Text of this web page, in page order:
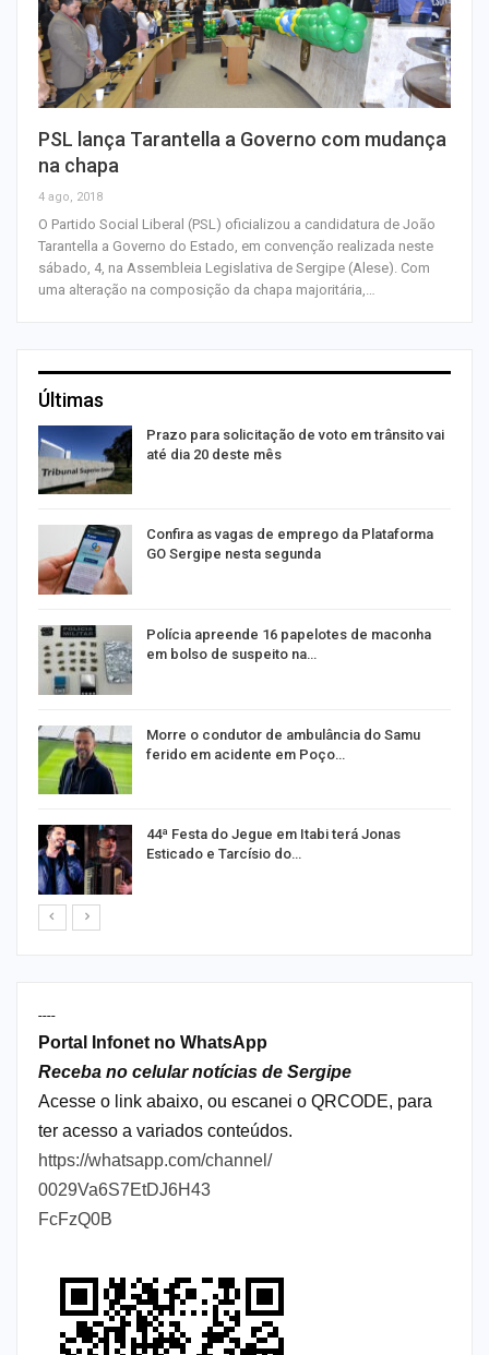
PSL lança Tarantella a Governo com mudança
na chapa
4 ago, 2018
O Partido Social Liberal (PSL) oficializou a candidatura de João
Tarantella a Governo do Estado, em convenção realizada neste
sábado, 4, na Assembleia Legislativa de Sergipe (Alese). Com
uma alteração na composição da chapa majoritária,…
Últimas
Prazo para solicitação de voto em trânsito vai
até dia 20 deste mês
Confira as vagas de emprego da Plataforma
GO Sergipe nesta segunda
Polícia apreende 16 papelotes de maconha
em bolso de suspeito na…
Morre o condutor de ambulância do Samu
ferido em acidente em Poço…
44ª Festa do Jegue em Itabi terá Jonas
Esticado e Tarcísio do…
----
Portal Infonet no WhatsApp
Receba no celular notícias de Sergipe
Acesse o link abaixo, ou escanei o QRCODE, para
ter acesso a variados conteúdos.
https://whatsapp.com/channel/
0029Va6S7EtDJ6H43
FcFzQ0B